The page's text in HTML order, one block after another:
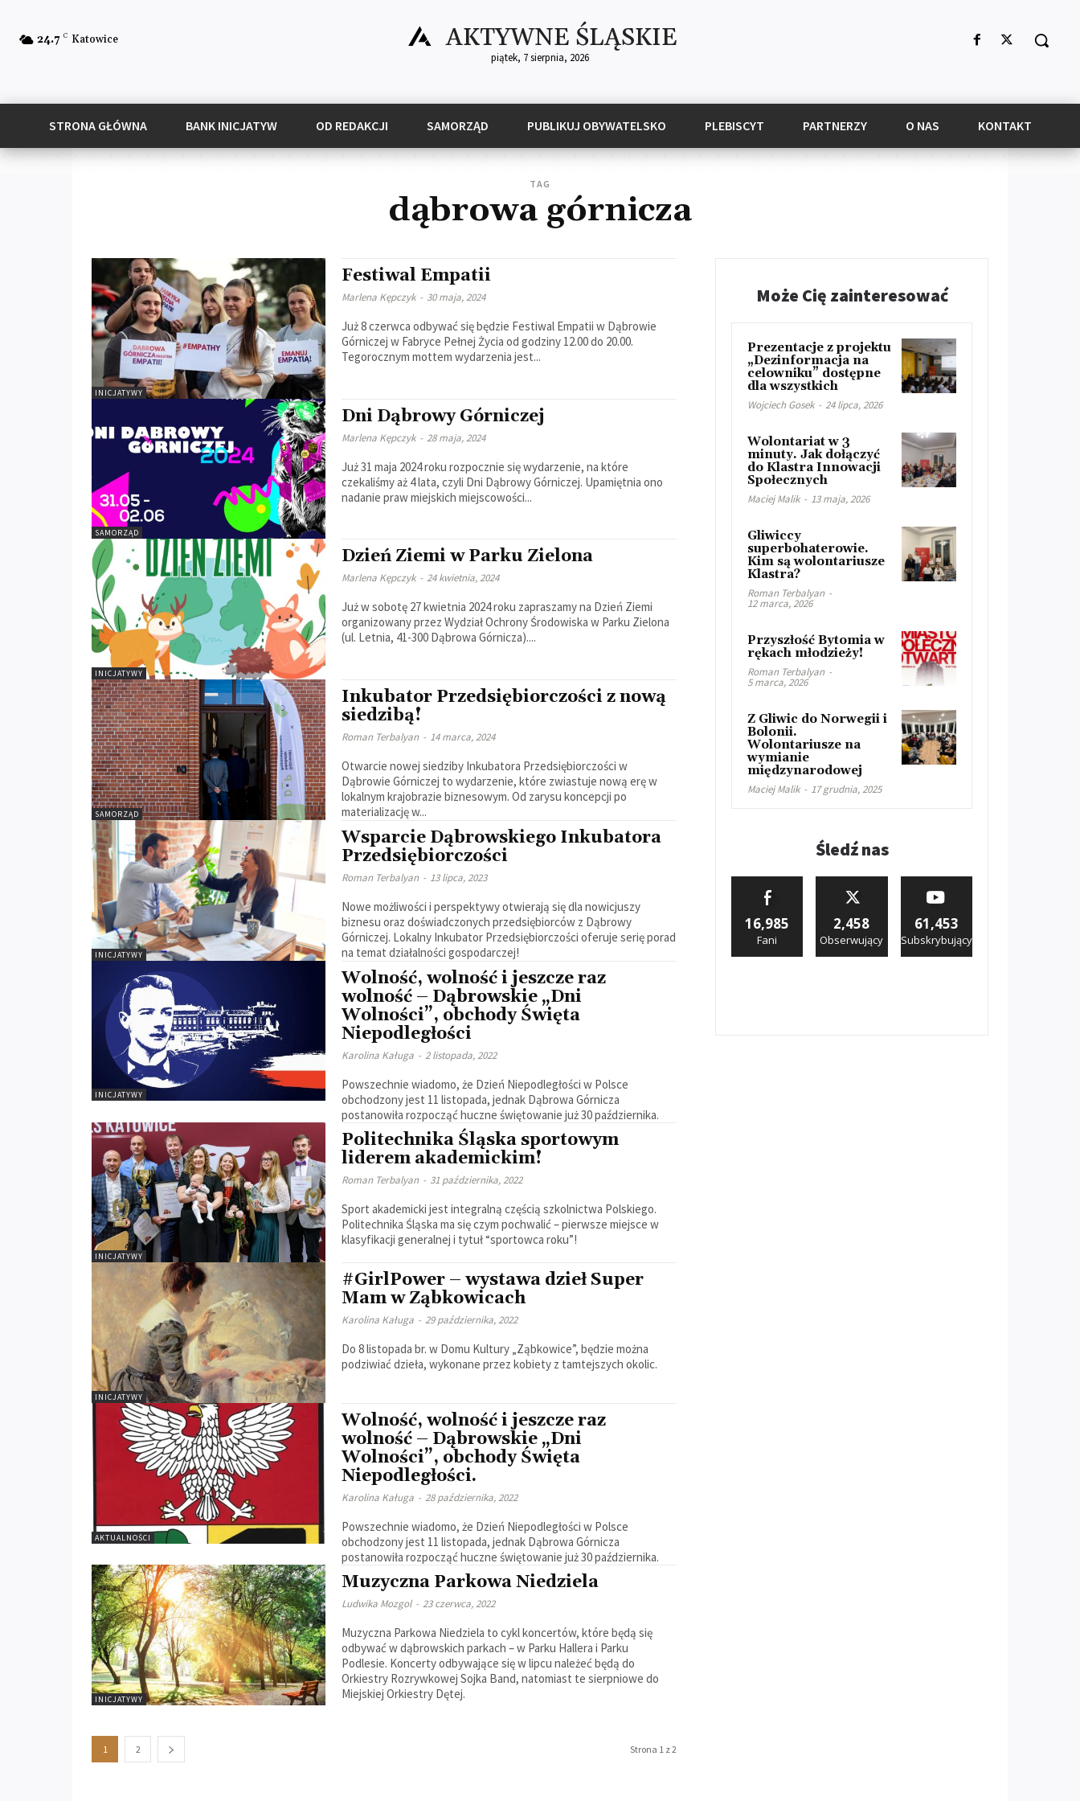
24.7 C Katowice AKTYWNE ŚLĄSKIE
piątek, 7 sierpnia, 2026
STRONA GŁÓWNA BANK INICJATYW OD REDAKCJI SAMORZĄD PUBLIKUJ OBYWATELSKO PLEBISCYT PARTNERZY O NAS KONTAKT
TAG
dąbrowa górnicza
INICJATYWY
Festiwal Empatii
Marlena Kępczyk - 30 maja, 2024
Już 8 czerwca odbywać się będzie Festiwal Empatii w Dąbrowie
Górniczej w Fabryce Pełnej Życia od godziny 12.00 do 20.00.
Tegorocznym mottem wydarzenia jest...
SAMORZĄD
Dni Dąbrowy Górniczej
Marlena Kępczyk - 28 maja, 2024
Już 31 maja 2024 roku rozpocznie się wydarzenie, na które
czekaliśmy aż 4 lata, czyli Dni Dąbrowy Górniczej. Upamiętnia ono
nadanie praw miejskich miejscowości...
INICJATYWY
Dzień Ziemi w Parku Zielona
Marlena Kępczyk - 24 kwietnia, 2024
Już w sobotę 27 kwietnia 2024 roku zapraszamy na Dzień Ziemi
organizowany przez Wydział Ochrony Środowiska w Parku Zielona
(ul. Letnia, 41-300 Dąbrowa Górnicza)....
SAMORZĄD
Inkubator Przedsiębiorczości z nową
siedzibą!
Roman Terbalyan - 14 marca, 2024
Otwarcie nowej siedziby Inkubatora Przedsiębiorczości w
Dąbrowie Górniczej to wydarzenie, które zwiastuje nową erę w
lokalnym krajobrazie biznesowym. Od zarysu koncepcji po
materializację w...
INICJATYWY
Wsparcie Dąbrowskiego Inkubatora
Przedsiębiorczości
Roman Terbalyan - 13 lipca, 2023
Nowe możliwości i perspektywy otwierają się dla nowicjuszy
biznesu oraz doświadczonych przedsiębiorców z Dąbrowy
Górniczej. Lokalny Inkubator Przedsiębiorczości oferuje serię porad
na temat działalności gospodarczej!
INICJATYWY
Wolność, wolność i jeszcze raz
wolność – Dąbrowskie „Dni
Wolności”, obchody Święta
Niepodległości
Karolina Kaługa - 2 listopada, 2022
Powszechnie wiadomo, że Dzień Niepodległości w Polsce
obchodzony jest 11 listopada, jednak Dąbrowa Górnicza
postanowiła rozpocząć huczne świętowanie już 30 października.
INICJATYWY
Politechnika Śląska sportowym
liderem akademickim!
Roman Terbalyan - 31 października, 2022
Sport akademicki jest integralną częścią szkolnictwa Polskiego.
Politechnika Śląska ma się czym pochwalić – pierwsze miejsce w
klasyfikacji generalnej i tytuł “sportowca roku”!
INICJATYWY
#GirlPower – wystawa dzieł Super
Mam w Ząbkowicach
Karolina Kaługa - 29 października, 2022
Do 8 listopada br. w Domu Kultury „Ząbkowice”, będzie można
podziwiać dzieła, wykonane przez kobiety z tamtejszych okolic.
AKTUALNOŚCI
Wolność, wolność i jeszcze raz
wolność – Dąbrowskie „Dni
Wolności”, obchody Święta
Niepodległości.
Karolina Kaługa - 28 października, 2022
Powszechnie wiadomo, że Dzień Niepodległości w Polsce
obchodzony jest 11 listopada, jednak Dąbrowa Górnicza
postanowiła rozpocząć huczne świętowanie już 30 października.
INICJATYWY
Muzyczna Parkowa Niedziela
Ludwika Mozgol - 23 czerwca, 2022
Muzyczna Parkowa Niedziela to cykl koncertów, które będą się
odbywać w dąbrowskich parkach – w Parku Hallera i Parku
Podlesie. Koncerty odbywające się w lipcu należeć będą do
Orkiestry Rozrywkowej Sojka Band, natomiast te sierpniowe do
Miejskiej Orkiestry Dętej.
1 2 Strona 1 z 2
Może Cię zainteresować
Prezentacje z projektu
„Dezinformacja na
celowniku” dostępne
dla wszystkich
Wojciech Gosek - 24 lipca, 2026
Wolontariat w 3
minuty. Jak dołączyć
do Klastra Innowacji
Społecznych
Maciej Malik - 13 maja, 2026
Gliwiccy
superbohaterowie.
Kim są wolontariusze
Klastra?
Roman Terbalyan -
12 marca, 2026
Przyszłość Bytomia w
rękach młodzieży!
Roman Terbalyan -
5 marca, 2026
Z Gliwic do Norwegii i
Bolonii.
Wolontariusze na
wymianie
międzynarodowej
Maciej Malik - 17 grudnia, 2025
Śledź nas
16,985
Fani
2,458
Obserwujący
61,453
Subskrybujący